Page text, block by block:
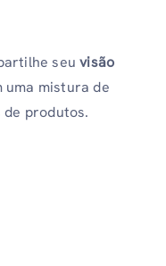
seuvisão
uma mistura de
produtos.